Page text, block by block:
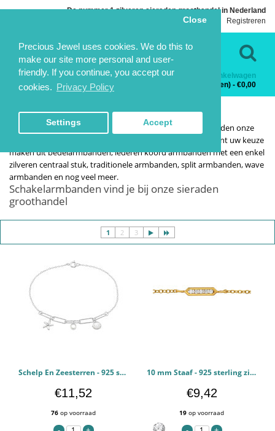
Precious Jewel uses cookies. We do this to
make our site more personal and user-
friendly. If you continue, you accept our
cookies. Privacy Policy
Close
Settings Accept
De nummer 1 zilveren sieraden groothandel in Nederland
Inloggen
Registreren
Categorieën
Winkelwagen
0 product(en) - €0,00
HOME ZILVEREN ARMBANDEN SCHAKELARMBANDEN
SCHAKELARMBANDEN
Degenen die graag pronken met sieraden om hun pols vinden onze
zilveren armbanden collectie bijna onweerstaanbaar. U kunt uw keuze
maken uit bedelarmbanden, lederen koord armbanden met een enkel
zilveren centraal stuk, traditionele armbanden, split armbanden, wave
armbanden en nog veel meer.
Schakelarmbanden vind je bij onze sieraden
groothandel
1 2 3
Schelp En Zeesterren - 925 sterling zilver Schakelarmbanden PCJW49901
€11,52
76 op voorraad
10 mm Staaf - 925 sterling zilver Schakelarmbanden PCJW49817
€9,42
19 op voorraad